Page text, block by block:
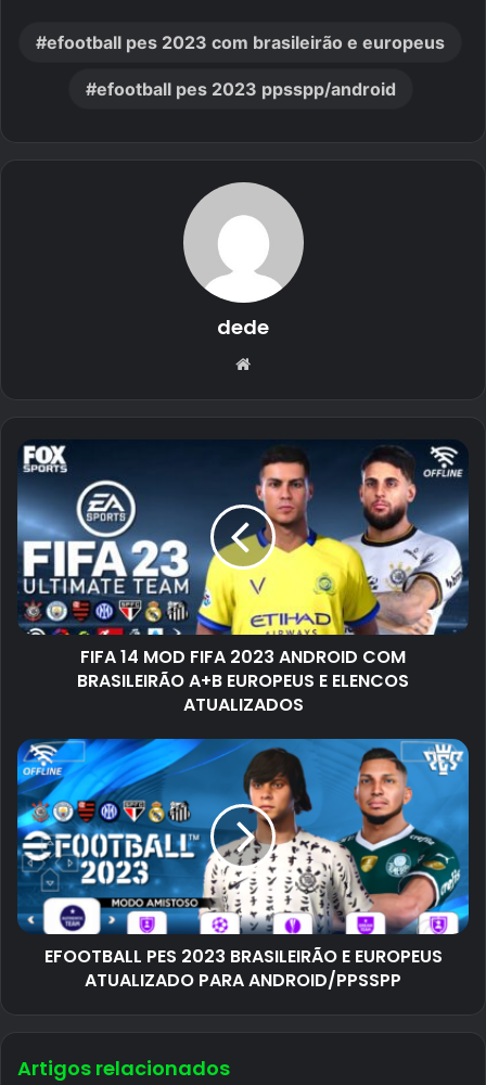
efootball pes 2023 com brasileirão e europeus
efootball pes 2023 ppsspp/android
dede
Website
FIFA 14 MOD FIFA 2023 ANDROID COM
BRASILEIRÃO A+B EUROPEUS E ELENCOS
ATUALIZADOS
EFOOTBALL PES 2023 BRASILEIRÃO E EUROPEUS
ATUALIZADO PARA ANDROID/PPSSPP
Artigos relacionados